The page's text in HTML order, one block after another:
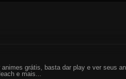
grátis, basta dar play e ver seus
e mais...